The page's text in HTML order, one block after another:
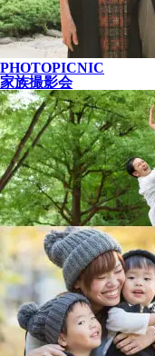
PHOTOPICNIC
家族撮影会